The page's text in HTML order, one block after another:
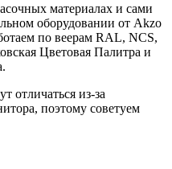
материалах и сами
оборудовании от Akzo
по веерам RAL, NCS,
Цветовая Палитра и
отличаться из-за
поэтому советуем